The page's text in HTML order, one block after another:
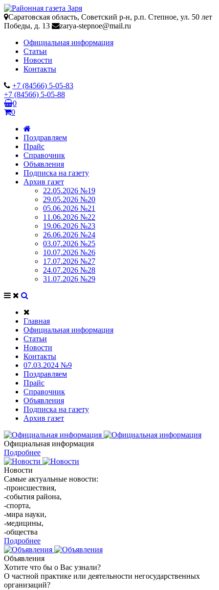
Саратовская область, Советский р-н, р.п. Степное, ул. 50 лет
Победы, д. 13
zarya-stepnoe@mail.ru
Официальная информация
Статьи
Новости
Контакты
+7 (84566) 5-05-83
+7 (84566) 5-05-88
0
0
Поздравляем
Прайс
Справочник
Объявления
Подписка на газету
Архив газет
22.05.2026 №19
29.05.2026 №20
05.06.2026 №21
11.06.2026 №22
19.06.2026 №23
26.06.2026 №24
03.07.2026 №25
10.07.2026 №26
17.07.2026 №27
24.07.2026 №28
31.07.2026 №29
Главная
Официальная информация
Статьи
Новости
Контакты
07.03.2024 №9
Поздравляем
Прайс
Справочник
Объявления
Подписка на газету
Архив газет
Официальная информация
Подробнее
Новости
Самые актуальные новости:
-происшествия,
-события района,
-спорта,
-мира науки,
-медицины,
-общества
Подробнее
Объявления
Хотите что бы о Вас узнали?
О частной практике или деятельности негосударственных
организаций?